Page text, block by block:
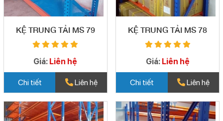
KỆ TRUNG TẢI MS 79
Giá: Liên hệ
Chi tiết Liên hệ
KỆ TRUNG TẢI MS 78
Giá: Liên hệ
Chi tiết Liên hệ